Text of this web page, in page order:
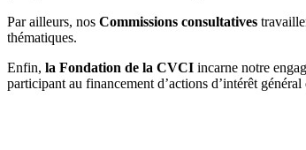
Par ailleurs, nos Commissions consultatives
thématiques.
Enfin, la Fondation de la CVCI incarne notre
participant au financement d’actions d’intérêt